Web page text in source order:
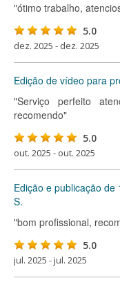
"ótimo trabalho,
5.0
dez. 2025 - dez. 2025
Edição de vídeo para
"Serviço perfeito
recomendo"
5.0
out. 2025 - out. 2025
Edição e publicação
S.
"bom profissional,
5.0
jul. 2025 - jul. 2025